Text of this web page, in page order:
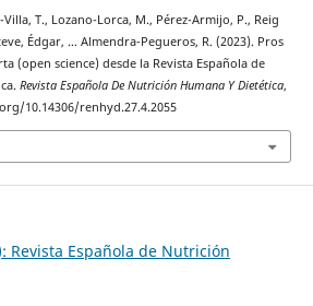
T., Lozano-Lorca, M., Pérez-Armijo, P., Reig
Édgar, … Almendra-Pegueros, R. (2023). Pros
(open science) desde la Revista Española de
Revista Española De Nutrición Humana Y Dietética,
10.14306/renhyd.27.4.2055
Revista Española de Nutrición